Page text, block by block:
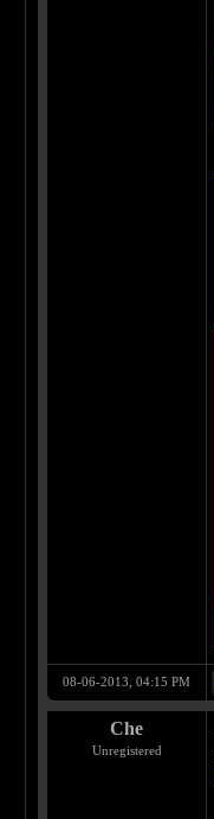
08-06-2013, 04:15 PM
Che
Unregistered